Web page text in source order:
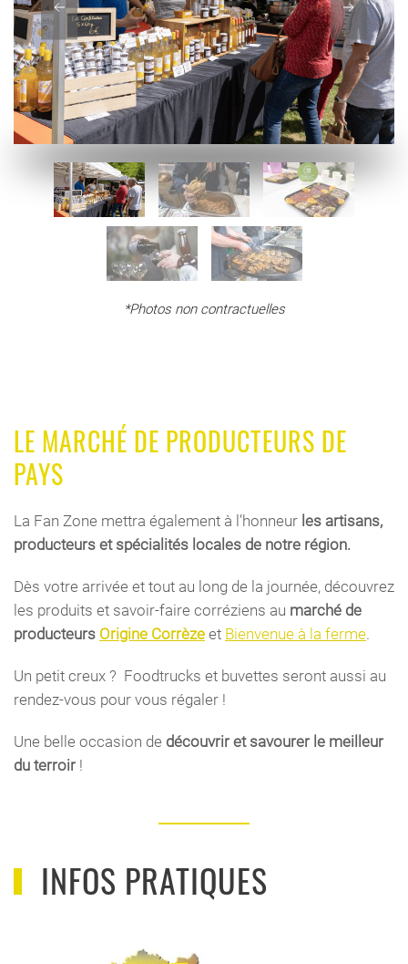
*Photos non contractuelles
LE MARCHÉ DE PRODUCTEURS DE
PAYS
La Fan Zone mettra également à l’honneur les artisans,
producteurs et spécialités locales de notre région.
Dès votre arrivée et tout au long de la journée, découvrez
les produits et savoir-faire corréziens au marché de
producteurs Origine Corrèze et Bienvenue à la ferme.
Un petit creux ? Foodtrucks et buvettes seront aussi au
rendez-vous pour vous régaler !
Une belle occasion de découvrir et savourer le meilleur
du terroir!
INFOS PRATIQUES